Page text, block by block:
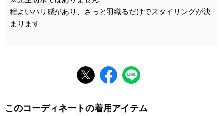
程よいハリ感があり、さっと羽織るだけでスタイリングが決
まります
このコーディネートの着用アイテム